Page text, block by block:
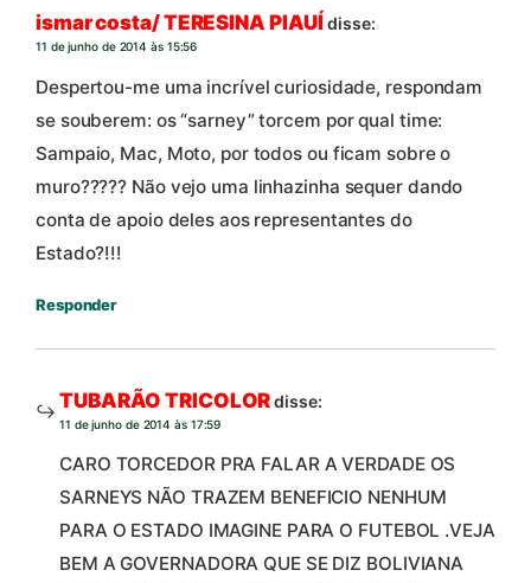
ismar costa/ TERESINA PIAUÍdisse:
11 de junho de 2014 às 15:56
Despertou-me uma incrível curiosidade, respondam
se souberem: os “sarney” torcem por qual time:
Sampaio, Mac, Moto, por todos ou ficam sobre o
muro????? Não vejo uma linhazinha sequer dando
conta de apoio deles aos representantes do
Estado?!!!
Responder
TUBARÃO TRICOLORdisse:
11 de junho de 2014 às 17:59
CARO TORCEDOR PRA FALAR A VERDADE OS
SARNEYS NÃO TRAZEM BENEFICIO NENHUM
PARA O ESTADO IMAGINE PARA O FUTEBOL .VEJA
BEM A GOVERNADORA QUE SE DIZ BOLIVIANA